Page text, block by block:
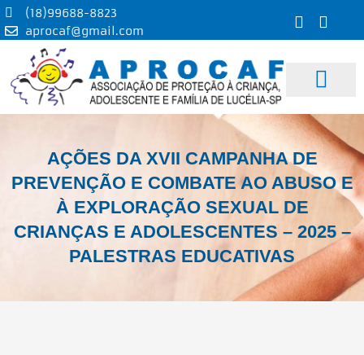
Ir
para
o
conteúdo
(18)99688-8823
aprocaf@gmail.com
AÇÕES DA XVII CAMPANHA DE
PREVENÇÃO E COMBATE AO ABUSO E
À EXPLORAÇÃO SEXUAL DE
CRIANÇAS E ADOLESCENTES – 2025 –
PALESTRAS EDUCATIVAS